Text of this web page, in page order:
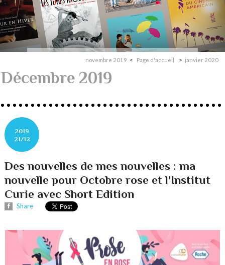
novembre 2019 Page d'accueil janvier 2020
Décembre 2019
2019
21/12
Des nouvelles de mes nouvelles : ma
nouvelle pour Octobre rose et l'Institut
Curie avec Short Edition
Share